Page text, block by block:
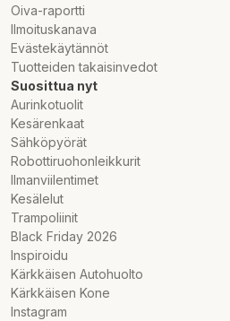
Oiva-raportti
Ilmoituskanava
Evästekäytännöt
Tuotteiden takaisinvedot
Suosittua nyt
Aurinkotuolit
Kesärenkaat
Sähköpyörät
Robottiruohonleikkurit
Ilmanviilentimet
Kesälelut
Trampoliinit
Black Friday 2026
Inspiroidu
Kärkkäisen Autohuolto
Kärkkäisen Kone
Instagram